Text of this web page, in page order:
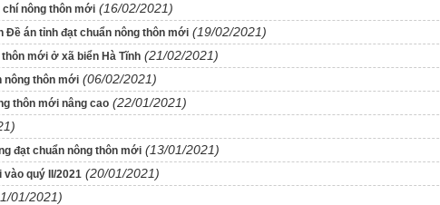
nông thôn mới (16/02/2021)
án tỉnh đạt chuẩn nông thôn mới (19/02/2021)
mới ở xã biển Hà Tĩnh (21/02/2021)
nông thôn mới (06/02/2021)
thôn mới nâng cao (22/01/2021)
đạt chuẩn nông thôn mới (13/01/2021)
quý II/2021 (20/01/2021)
01/2021)